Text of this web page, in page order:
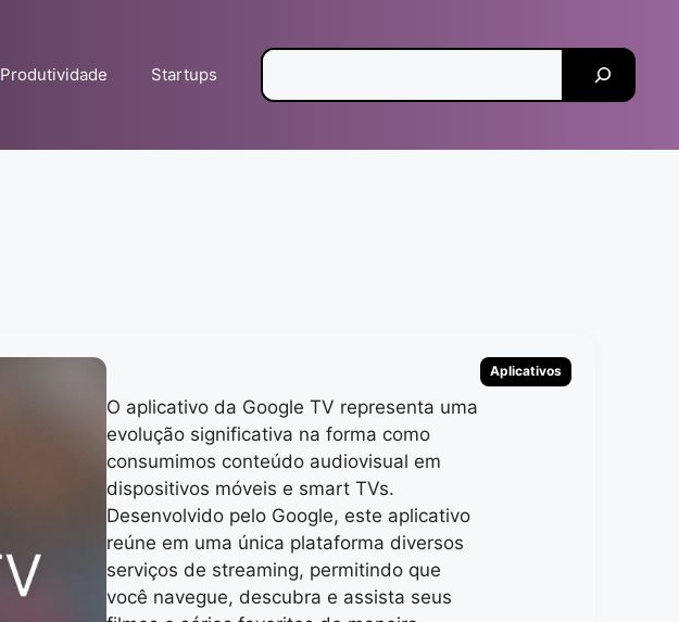
Produtividade Startups
O aplicativo da Google TV representa uma
evolução significativa na forma como
consumimos conteúdo audiovisual em
dispositivos móveis e smart TVs.
Desenvolvido pelo Google, este aplicativo
reúne em uma única plataforma diversos
serviços de streaming, permitindo que
você navegue, descubra e assista seus
Categorias
Aplicativos